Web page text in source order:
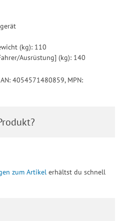
(kg): 110
Ausrüstung] (kg): 140
4054571480859, MPN:
zum Artikel erhältst du schnell